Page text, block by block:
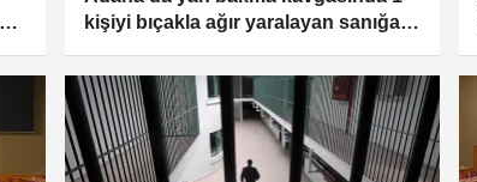
kişiyi bıçakla ağır yaralayan sanığa